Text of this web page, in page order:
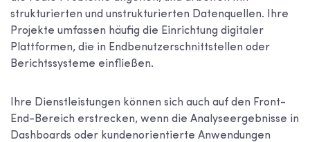
strukturierten und unstrukturierten Datenquellen. Ihre
Projekte umfassen häufig die Einrichtung digitaler
Plattformen, die in Endbenutzerschnittstellen oder
Berichtssysteme einfließen.
Ihre Dienstleistungen können sich auch auf den Front-
End-Bereich erstrecken, wenn die Analyseergebnisse in
Dashboards oder kundenorientierte Anwendungen